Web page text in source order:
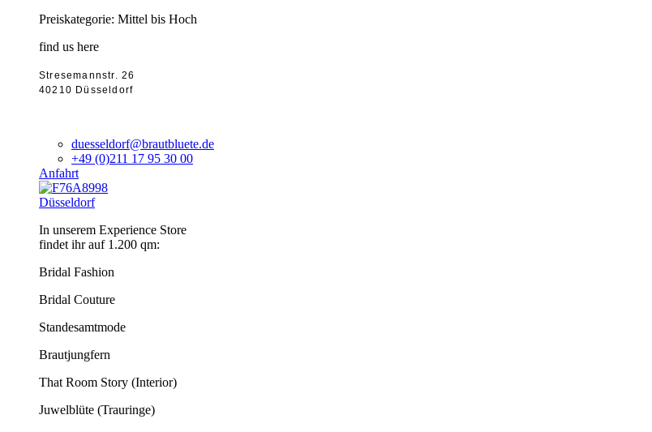
Preiskategorie: Mittel bis Hoch
find us here
Stresemannstr. 26
40210 Düsseldorf
duesseldorf@brautbluete.de
+49 (0)211 17 95 30 00
Anfahrt
Düsseldorf
In unserem Experience Store
findet ihr auf 1.200 qm:
Bridal Fashion
Bridal Couture
Standesamtmode
Brautjungfern
That Room Story (Interior)
Juwelblüte (Trauringe)